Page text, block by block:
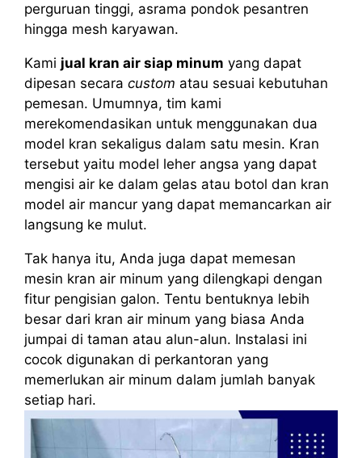
perguruan tinggi, asrama pondok pesantren
hingga mesh karyawan.
Kami jual kran air siap minum yang dapat
dipesan secara custom atau sesuai kebutuhan
pemesan. Umumnya, tim kami
merekomendasikan untuk menggunakan dua
model kran sekaligus dalam satu mesin. Kran
tersebut yaitu model leher angsa yang dapat
mengisi air ke dalam gelas atau botol dan kran
model air mancur yang dapat memancarkan air
langsung ke mulut.
Tak hanya itu, Anda juga dapat memesan
mesin kran air minum yang dilengkapi dengan
fitur pengisian galon. Tentu bentuknya lebih
besar dari kran air minum yang biasa Anda
jumpai di taman atau alun-alun. Instalasi ini
cocok digunakan di perkantoran yang
memerlukan air minum dalam jumlah banyak
setiap hari.